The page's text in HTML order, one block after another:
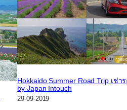
Hokkaido Summer Road Trip เช่
by Japan Intouch
29-09-2019